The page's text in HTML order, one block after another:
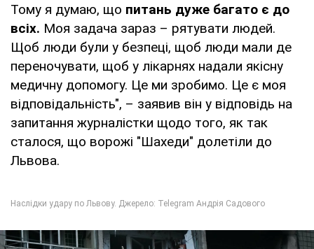
Тому я думаю, що питань дуже багато є до
всіх. Моя задача зараз – рятувати людей.
Щоб люди були у безпеці, щоб люди мали де
переночувати, щоб у лікарнях надали якісну
медичну допомогу. Це ми зробимо. Це є моя
відповідальність", – заявив він у відповідь на
запитання журналістки щодо того, як так
сталося, що ворожі "Шахеди" долетіли до
Львова.